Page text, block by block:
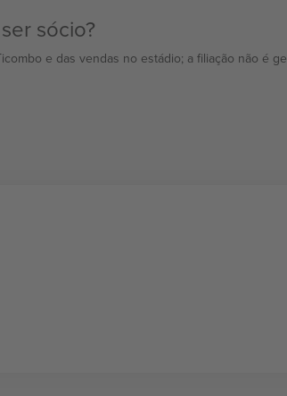
sócio?
e das vendas no estádio; a filiação não é